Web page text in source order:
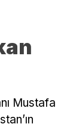
Mustafa